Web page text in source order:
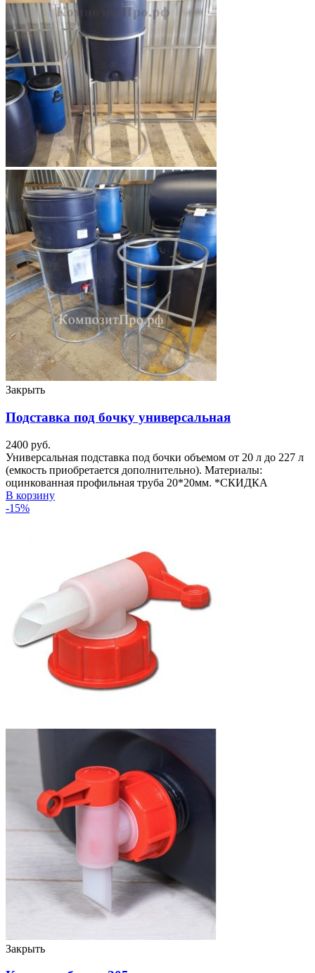
Закрыть
Подставка под бочку универсальная
2400 руб.
Универсальная подставка под бочки объемом от 20 л до 227 л
(емкость приобретается дополнительно). Материалы:
оцинкованная профильная труба 20*20мм. *СКИДКА
В корзину
-15%
Закрыть